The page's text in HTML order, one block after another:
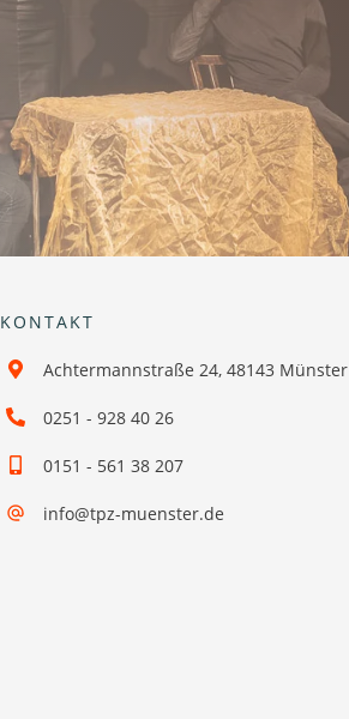
KONTAKT
Achtermannstraße 24, 48143 Münster
0251 - 928 40 26
0151 - 561 38 207
info@tpz-muenster.de